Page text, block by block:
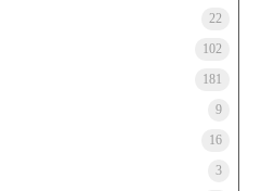
22
102
181
9
16
3